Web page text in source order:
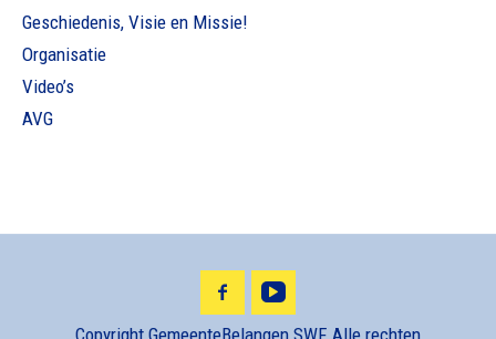
Geschiedenis, Visie en Missie!
Organisatie
Video’s
AVG
Copyright GemeenteBelangen SWF, Alle rechten